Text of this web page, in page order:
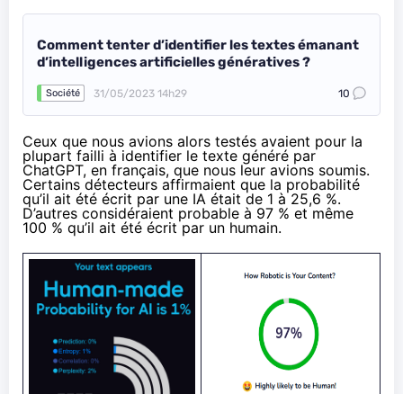
Comment tenter d’identifier les textes émanant
d’intelligences artificielles génératives ?
Société 31/05/2023 14h29 10
Ceux que nous avions alors testés avaient pour la
plupart failli à identifier le texte généré par
ChatGPT, en français, que nous leur avions soumis.
Certains détecteurs affirmaient que la probabilité
qu’il ait été écrit par une IA était de 1 à 25,6 %.
D’autres considéraient probable à 97 % et même
100 % qu’il ait été écrit par un humain.